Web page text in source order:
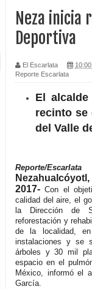
Neza inicia
Deportiva
El Escarlata 10:00
Reporte Escarlata
El
recinto se
del Valle
Reporte/Escarlata
2017-Con el
calidad del aire, el
la Dirección de
reforestación y
de la localidad,
instalaciones y se
árboles y 30 mil
espacio en el
México, informó el
García.